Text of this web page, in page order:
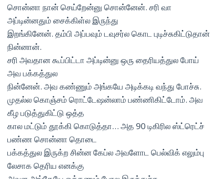
சொன்னா நான் செய்றேன்னு சொன்னேன். சரி வா
அப்டின்னதும் சைக்கிள்ல இருந்து
இறங்கினேன். தம்பி அப்பவும் டவுசர்ல கொட புடிச்சுகிட்டுதான்
நின்னான்.
சரி அவதான கூப்பிட்டா அப்டின்னு ஒரு தைரியத்துல போய்
அவ பக்கத்துல
நின்னேன். அவ கண்ணும் அங்கயே அடிக்கடி வந்து போச்சு.
முதல்ல கொஞ்சம் ரொட்டேஷன்லாம் பண்ணிகிட்டோம். அவ
கீழ படுத்துகிட்டு ஒத்த
கால மட்டும் தூக்கி கொடுத்தா… அத 90 டிகிரில ஸ்ட்ரெட்ச்
பண்ண சொன்னா தொடை
பக்கத்துல இருக்ற சின்ன கேப்ல அவளோட பெல்விக் எலும்பு
லேசாக தெரிய எனக்கு